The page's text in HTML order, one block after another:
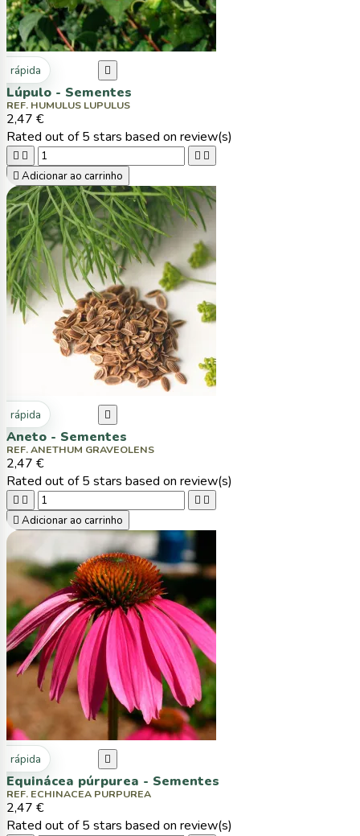
rápida 
Lúpulo - Sementes
REF. HUMULUS LUPULUS
2,47 €
Rated out of 5 stars based on review(s)
   
 Adicionar ao carrinho
rápida 
Aneto - Sementes
REF. ANETHUM GRAVEOLENS
2,47 €
Rated out of 5 stars based on review(s)
   
 Adicionar ao carrinho
rápida 
Equinácea púrpurea - Sementes
REF. ECHINACEA PURPUREA
2,47 €
Rated out of 5 stars based on review(s)